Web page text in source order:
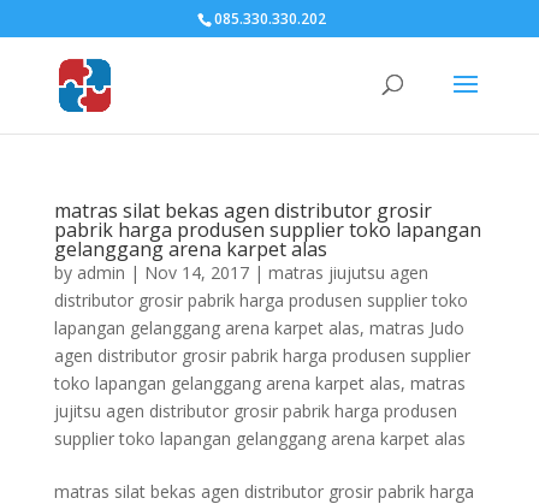
085.330.330.202
matras silat bekas agen distributor grosir
pabrik harga produsen supplier toko lapangan
gelanggang arena karpet alas
by admin | Nov 14, 2017| matras jiujutsu agen
distributor grosir pabrik harga produsen supplier toko
lapangan gelanggang arena karpet alas, matras Judo
agen distributor grosir pabrik harga produsen supplier
toko lapangan gelanggang arena karpet alas, matras
jujitsu agen distributor grosir pabrik harga produsen
supplier toko lapangan gelanggang arena karpet alas
matras silat bekas agen distributor grosir pabrik harga